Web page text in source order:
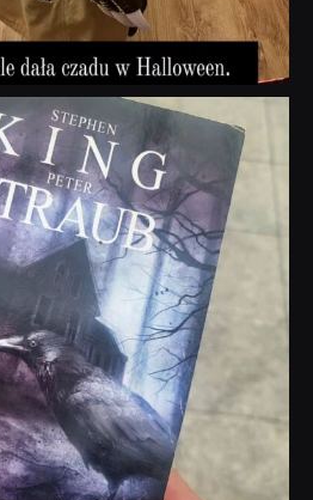
dobryhorror
Wrz 23